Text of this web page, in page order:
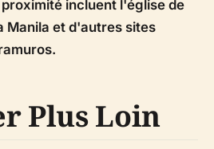
incluent l'église de
Manila et d'autres sites
Plus Loin